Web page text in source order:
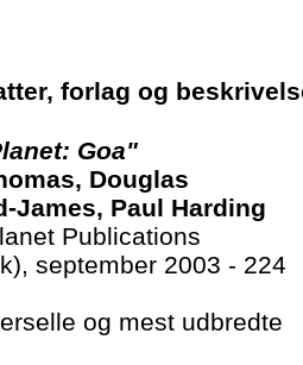
forlag og
Goa"
Douglas
James, Paul Harding
Publications
september 2003 - 224
og mest udbredte